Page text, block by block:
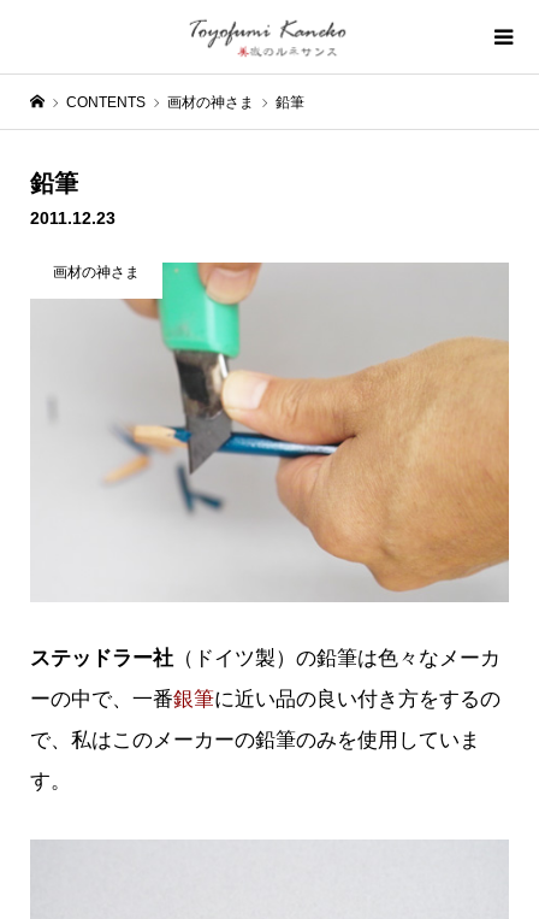
CONTENTS 画材の神さま 鉛筆
鉛筆
2011.12.23
画材の神さま
ステッドラー社（ドイツ製）の鉛筆は色々なメーカ
ーの中で、一番銀筆に近い品の良い付き方をするの
で、私はこのメーカーの鉛筆のみを使用していま
す。